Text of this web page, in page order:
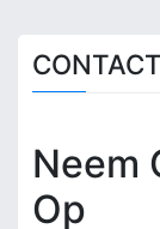
Neem
Op